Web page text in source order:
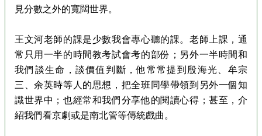
見分數之外的寬闊世界。
王文河老師的課是少數我會專心聽的課。老師上課，通
常只用一半的時間教考試會考的部份；另外一半時間和
我們談生命，談價值判斷，他常常提到殷海光、牟宗
三、余英時等人的思想，把全班同學帶領到另外一個知
識世界中；也經常和我們分享他的閱讀心得；甚至，介
紹我們看京劇或是南北管等傳統戲曲。